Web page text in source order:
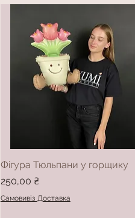
Фігура Тюльпани у горщику
Ціна
250,00 ₴
Самовивіз Доставка